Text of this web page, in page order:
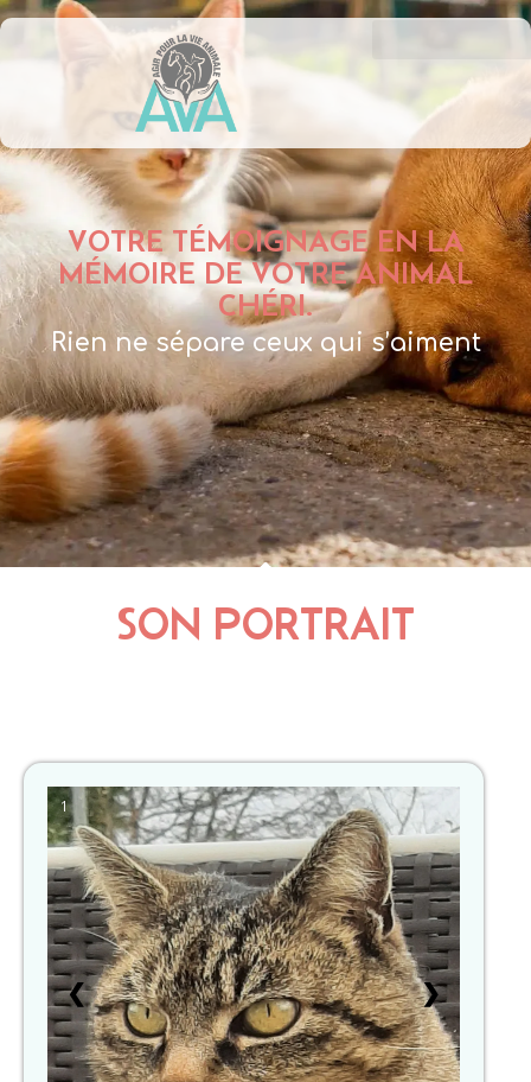
VOTRE TÉMOIGNAGE EN LA
MÉMOIRE DE VOTRE ANIMAL
CHÉRI.
Rien ne sépare ceux qui s’aiment
SON PORTRAIT
1
❮ ❯